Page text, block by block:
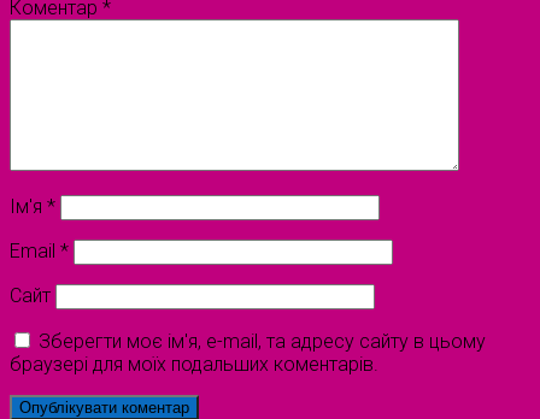
Коментар *
Ім'я *
Email *
Сайт
Зберегти моє ім'я, e-mail, та адресу сайту в цьому
браузері для моїх подальших коментарів.